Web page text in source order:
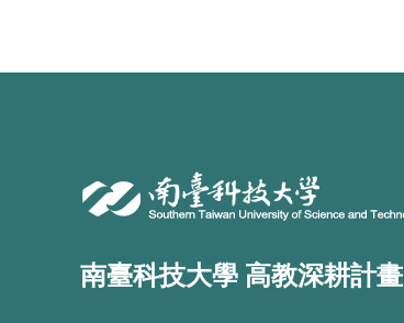
南臺科技大學 高教深耕計畫